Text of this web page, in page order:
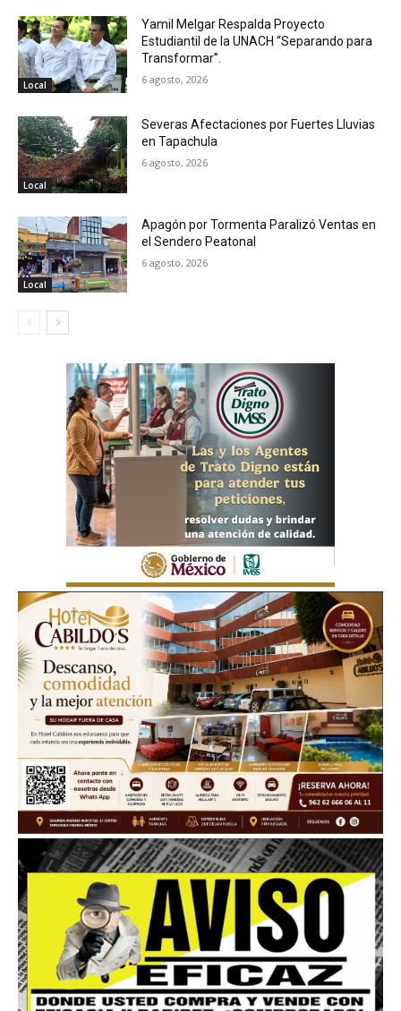
Local
Yamil Melgar Respalda Proyecto
Estudiantil de la UNACH “Separando para
Transformar”.
6 agosto, 2026
Local
Severas Afectaciones por Fuertes Lluvias
en Tapachula
6 agosto, 2026
Local
Apagón por Tormenta Paralizó Ventas en
el Sendero Peatonal
6 agosto, 2026